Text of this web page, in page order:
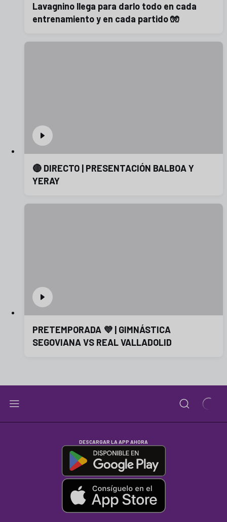
Lavagnino llega para darlo todo en cada
entrenamiento y en cada partido 🧤
🔴 DIRECTO | PRESENTACIÓN BALBOA Y
YERAY
PRETEMPORADA 💜 | GIMNÁSTICA
SEGOVIANA VS REAL VALLADOLID
DESCARGAR LA APP AHORA